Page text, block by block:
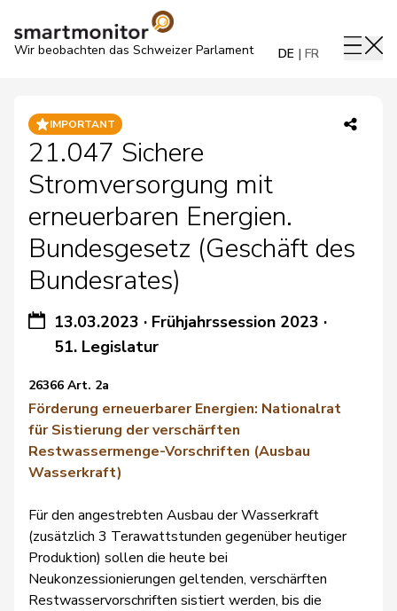
Wir beobachten das Schweizer Parlament DE FR
IMPORTANT
21.047 Sichere
Stromversorgung mit
erneuerbaren Energien.
Bundesgesetz (Geschäft des
Bundesrates)
13.03.2023 · Frühjahrssession 2023 ·
51. Legislatur
26366 Art. 2a
Förderung erneuerbarer Energien: Nationalrat
für Sistierung der verschärften
Restwassermenge-Vorschriften (Ausbau
Wasserkraft)
Für den angestrebten Ausbau der Wasserkraft
(zusätzlich 3 Terawattstunden gegenüber heutiger
Produktion) sollen die heute bei
Neukonzessionierungen geltenden, verschärften
Restwasservorschriften sistiert werden, bis die